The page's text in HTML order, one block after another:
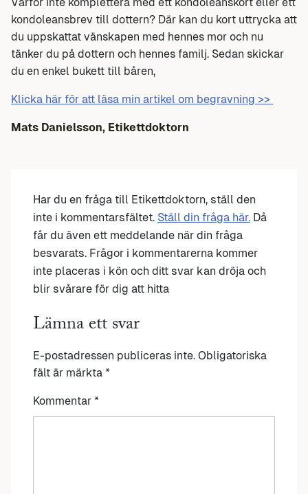
kondoleansbrev till dottern? Där kan du kort uttrycka att
du uppskattat vänskapen med hennes mor och nu
tänker du på dottern och hennes familj. Sedan skickar
du en enkel bukett till båren,
Klicka här för att läsa min artikel om begravning >>
Mats Danielsson, Etikettdoktorn
Har du en fråga till Etikettdoktorn, ställ den
inte i kommentarsfältet. Ställ din fråga här. Då
får du även ett meddelande när din fråga
besvarats. Frågor i kommentarerna kommer
inte placeras i kön och ditt svar kan dröja och
blir svårare för dig att hitta
Lämna ett svar
E-postadressen publiceras inte. Obligatoriska
fält är märkta *
Kommentar *